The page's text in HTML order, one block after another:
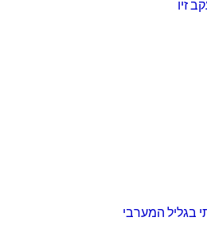
זיו
בגליל המערבי